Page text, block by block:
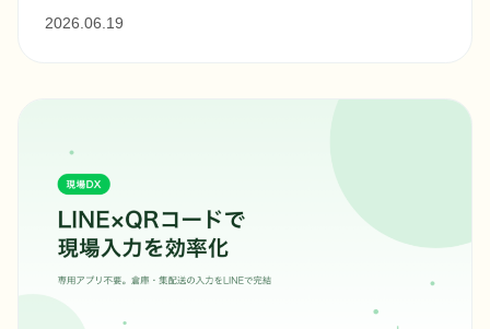
2026.06.19